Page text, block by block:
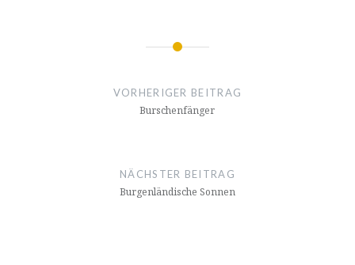
NavigationVORHERIGER BEITRAG
Burschenfänger
NÄCHSTER BEITRAG
Burgenländische Sonnen